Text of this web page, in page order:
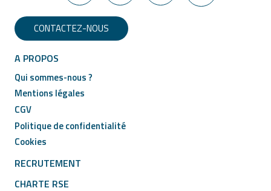
CONTACTEZ-NOUS
A PROPOS
Qui sommes-nous ?
Mentions légales
CGV
Politique de confidentialité
Cookies
RECRUTEMENT
CHARTE RSE